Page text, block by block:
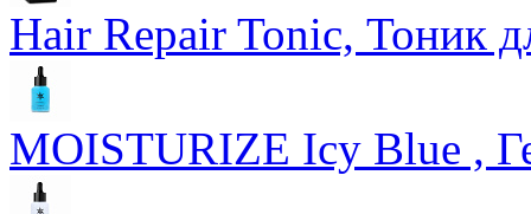
Hair Repair Tonic, Тоник
MOISTURIZE Icy Blue ,